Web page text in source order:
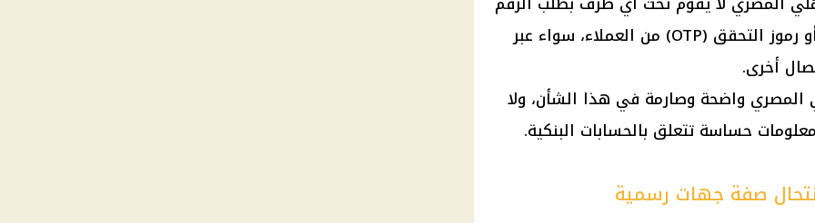
السري أو بيانات البطاقات البنكية أو رموز التحقق (OTP) من العملاء، سواء عبر
أخرى.
واضحة وصارمة في هذا الشأن، ولا
حساسة تتعلق بالحسابات البنكية.
صفة جهات رسمية